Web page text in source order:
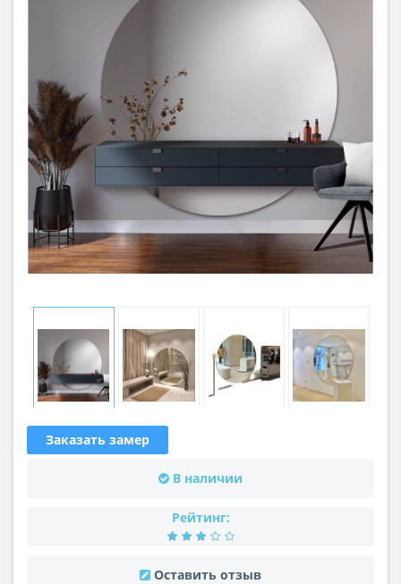
Заказать замер
В наличии
Рейтинг:
Оставить отзыв